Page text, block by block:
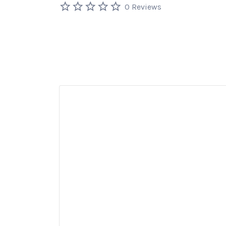
0 Reviews